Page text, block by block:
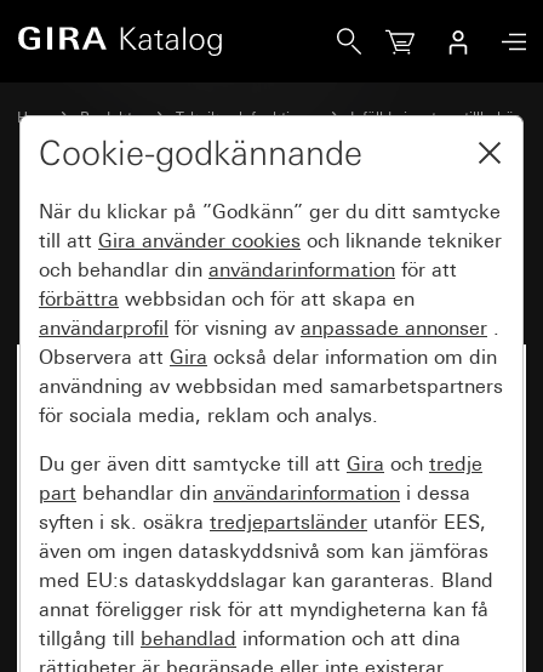
Hem Produkter Teknik och funktioner
Infällda insatser, tillbehör
Vipptryckknapp
Insats vipptryckknapp
10 A 250 V~
Ej längre tillgänglig
Cookie-godkännande
När du klickar på ”Godkänn” ger du ditt samtycke
till att Gira använder cookies och liknande tekniker
och behandlar din användarinformation för att
förbättra webbsidan och för att skapa en
användarprofil för visning av anpassade annonser .
Observera att Gira också delar information om din
användning av webbsidan med samarbetspartners
för sociala media, reklam och analys.
Du ger även ditt samtycke till att Gira och tredje
part behandlar din användarinformation i dessa
syften i sk. osäkra tredjepartsländer utanför EES,
även om ingen dataskyddsnivå som kan jämföras
med EU:s dataskyddslagar kan garanteras. Bland
annat föreligger risk för att myndigheterna kan få
tillgång till behandlad information och att dina